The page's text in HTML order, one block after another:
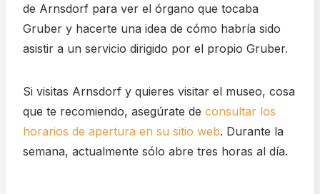
de Arnsdorf para ver el órgano que tocaba
Gruber y hacerte una idea de cómo habría sido
asistir a un servicio dirigido por el propio Gruber.
Si visitas Arnsdorf y quieres visitar el museo, cosa
que te recomiendo, asegúrate de consultar los
horarios de apertura en su sitio web. Durante la
semana, actualmente sólo abre tres horas al día.